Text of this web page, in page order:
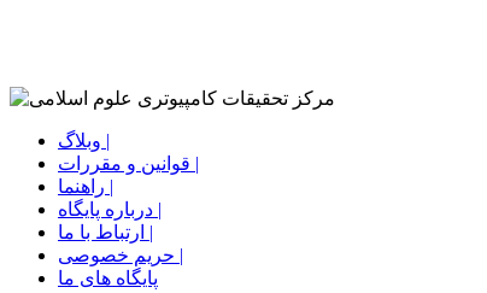
وبلاگ |
قوانین و مقررات |
راهنما |
درباره پایگاه |
ارتباط با ما |
حریم خصوصی |
پایگاه های ما